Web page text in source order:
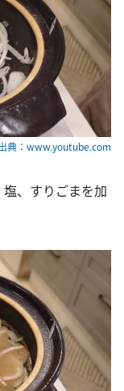
典：www.youtube.com
、すりごまを加